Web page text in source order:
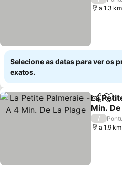
a 1.3
Selecione as datas para ver os
exatos.
Partilhar
La
Min.
Ver
/
a 1.9